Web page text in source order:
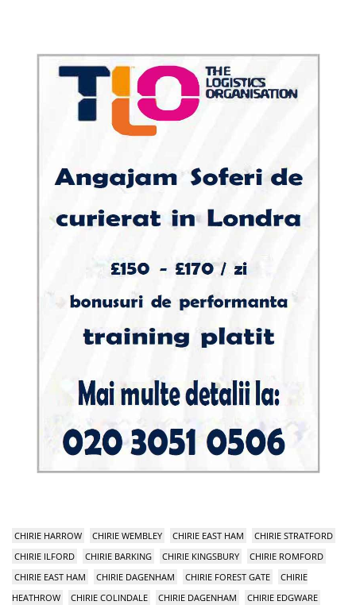
CHIRIE HARROW CHIRIE WEMBLEY CHIRIE EAST HAM
CHIRIE STRATFORD
CHIRIE ILFORD
CHIRIE BARKING CHIRIE KINGSBURY
CHIRIE ROMFORD
CHIRIE EAST HAM
CHIRIE DAGENHAM CHIRIE FOREST GATE
CHIRIE
HEATHROW
CHIRIE COLINDALE CHIRIE DAGENHAM
CHIRIE EDGWARE